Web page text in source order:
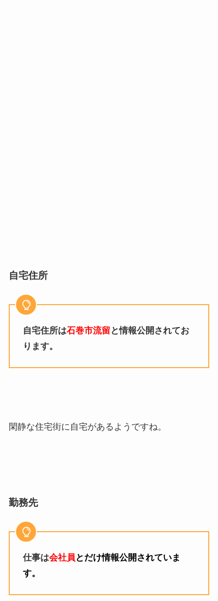
自宅住所
自宅住所は石巻市流留 と情報公開されてお
ります。
閑静な住宅街に自宅があるようですね。
勤務先
仕事は会社員 とだけ情報公開されていま
す。